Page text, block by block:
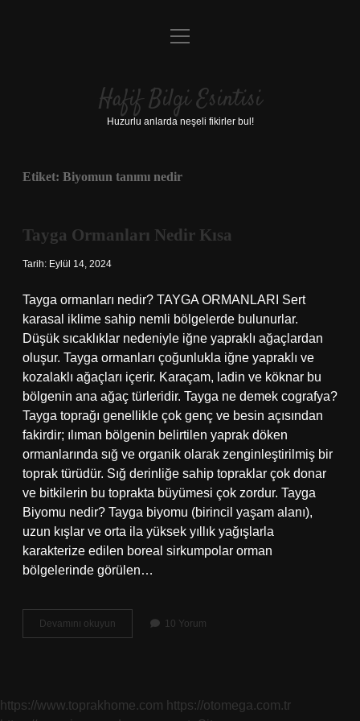
Anasayfa
Yasal Uyarı
menüyü
Hafif Bilgi Esintisi
Huzurlu anlarda neşeli fikirler bul!
Etiket: Biyomun tanımı nedir
Tayga Ormanları Nedir Kısa
Tarih: Eylül 14, 2024
Tayga ormanları nedir? TAYGA ORMANLARI Sert
karasal iklime sahip nemli bölgelerde bulunurlar.
Düşük sıcaklıklar nedeniyle iğne yapraklı ağaçlardan
oluşur. Tayga ormanları çoğunlukla iğne yapraklı ve
kozalaklı ağaçları içerir. Karaçam, ladin ve köknar bu
bölgenin ana ağaç türleridir. Tayga ne demek cografya?
Tayga toprağı genellikle çok genç ve besin açısından
fakirdir; ılıman bölgenin belirtilen yaprak döken
ormanlarında sığ ve organik olarak zenginleştirilmiş bir
toprak türüdür. Sığ derinliğe sahip topraklar çok donar
ve bitkilerin bu toprakta büyümesi çok zordur. Tayga
Biyomu nedir? Tayga biyomu (birincil yaşam alanı),
uzun kışlar ve orta ila yüksek yıllık yağışlarla
karakterize edilen boreal sirkumpolar orman
bölgelerinde görülen…
Devamını okuyun
Ormanları
10 Yorum
https://www.toprakhome.com https://otomega.com.tr